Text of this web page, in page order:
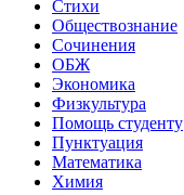
Стихи
Обществознание
Сочинения
ОБЖ
Экономика
Физкультура
Помощь студенту
Пунктуация
Математика
Химия